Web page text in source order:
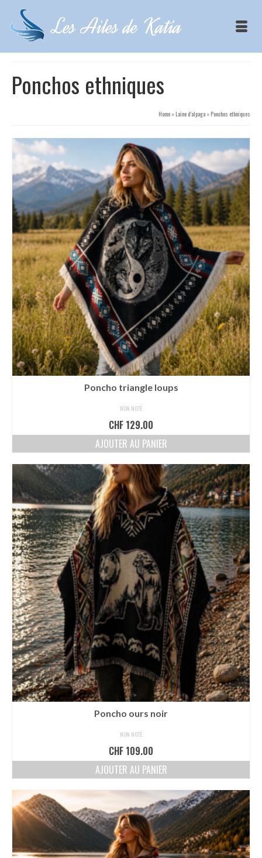
Ponchos ethniques
Home » Laine d’alpaga » Ponchos ethniques
Poncho triangle loups
NON NOTÉ
CHF 129.00
AJOUTER AU PANIER
Poncho ours noir
NON NOTÉ
CHF 109.00
AJOUTER AU PANIER